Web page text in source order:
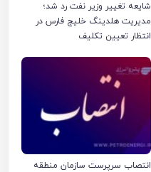
شایعه تغییر وزیر نفت رد شد؛
مدیریت هلدینگ خلیج فارس در
انتظار تعیین تکلیف
انتصاب سرپرست سازمان منطقه